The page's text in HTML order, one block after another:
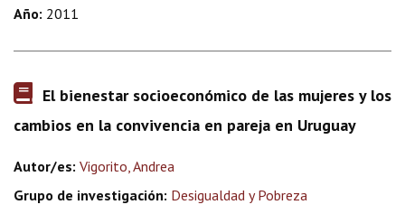
Año: 2011
El bienestar socioeconómico de las mujeres y los
cambios en la convivencia en pareja en Uruguay
Autor/es: Vigorito, Andrea
Grupo de investigación: Desigualdad y Pobreza